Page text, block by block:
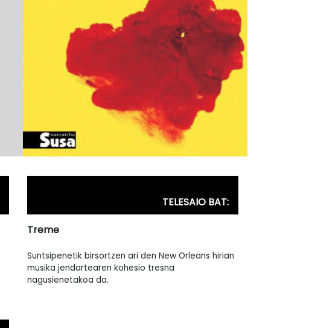
TELESAIO BAT:
Treme
Suntsipenetik birsortzen ari den New Orleans hirian
musika jendartearen kohesio tresna
nagusienetakoa da.